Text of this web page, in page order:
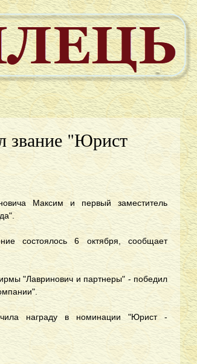
звание "Юрист
Максим и первый заместитель
состоялось 6 октября, сообщает
"Лавринович и партнеры" - победил
награду в номинации "Юрист -